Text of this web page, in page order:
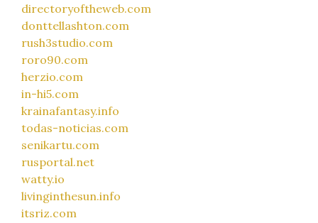
directoryoftheweb.com
donttellashton.com
rush3studio.com
roro90.com
herzio.com
in-hi5.com
krainafantasy.info
todas-noticias.com
senikartu.com
rusportal.net
watty.io
livinginthesun.info
itsriz.com